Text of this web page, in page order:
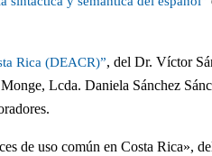
Rica (DEACR)”, del Dr. Víctor
Lcda. Daniela Sánchez
de uso común en Costa Rica»,